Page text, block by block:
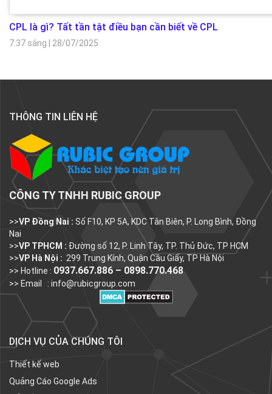
CPL là gì? Tất tần tật điều bạn cần biết về CPL
7:37 sáng 28/07/2025
THÔNG TIN LIÊN HỆ
CÔNG TY TNHH RUBIC GROUP
>>VP Đồng Nai : Số F10, KP 5A, KDC Tân Biên, P. Long Bình, Đồng
Nai
>>VP TPHCM : Đường số 12, P. Linh Tây, TP. Thủ Đức, TP HCM
>>VP Hà Nội : 299 Trung Kính, Quận Cầu Giấy, TP Hà Nội
>> Hotline : 0937.667.886 – 0898.770.468
>> Email : info@rubicgroup.com
DỊCH VỤ CỦA CHÚNG TÔI
Thiết kế web
Quảng Cáo Google Ads